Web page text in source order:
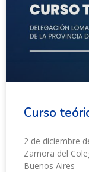
Curso
2 de diciembre
Zamora del
Buenos Aires